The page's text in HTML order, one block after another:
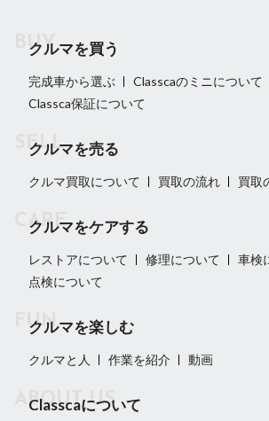
クルマを買う
完成車から選ぶ
Classcaのミニについて
Classca保証について
クルマを売る
クルマ買取について 買取の流れ 買取
クルマをケアする
レストアについて 修理について
車検
点検について
クルマを楽しむ
クルマと人 作業を紹介 動画
Classcaについて